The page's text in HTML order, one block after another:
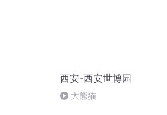
西安-西安世博园
大熊猫